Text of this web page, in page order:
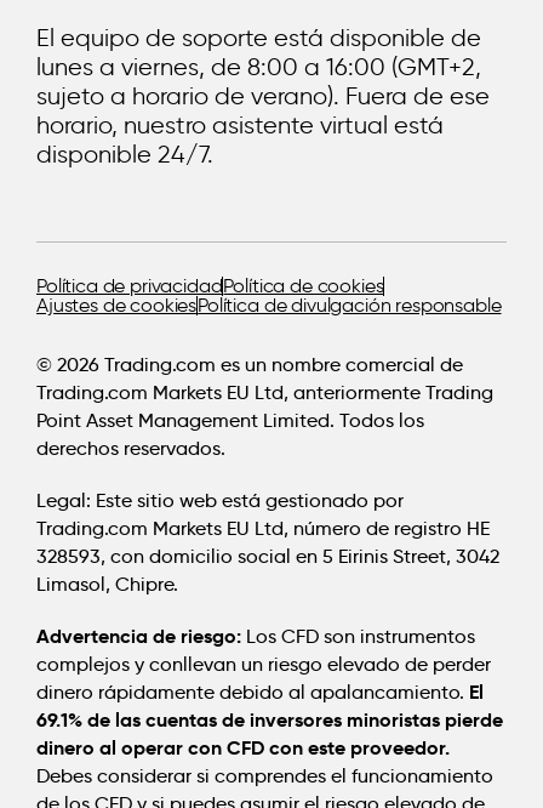
El equipo de soporte está disponible de
lunes a viernes, de 8:00 a 16:00 (GMT+2,
sujeto a horario de verano). Fuera de ese
horario, nuestro asistente virtual está
disponible 24/7.
Política de privacidadPolítica de cookies
Ajustes de cookiesPolítica de divulgación responsable
© 2026 Trading.com es un nombre comercial de
Trading.com Markets EU Ltd, anteriormente Trading
Point Asset Management Limited. Todos los
derechos reservados.
Legal: Este sitio web está gestionado por
Trading.com Markets EU Ltd, número de registro HE
328593, con domicilio social en 5 Eirinis Street, 3042
Limasol, Chipre.
Advertencia de riesgo: Los CFD son instrumentos
complejos y conllevan un riesgo elevado de perder
dinero rápidamente debido al apalancamiento. El
69.1% de las cuentas de inversores minoristas pierde
dinero al operar con CFD con este proveedor.
Debes considerar si comprendes el funcionamiento